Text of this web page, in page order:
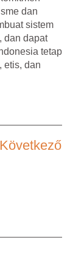
dan
sistem
dan dapat
tetap
etis, dan
Következő